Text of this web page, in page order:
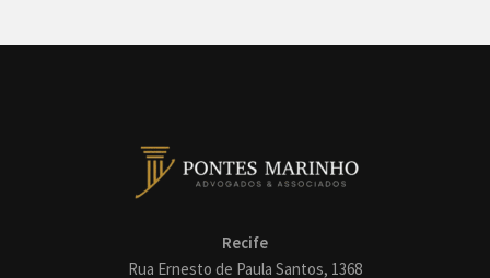
Recife
Rua Ernesto de Paula Santos, 1368